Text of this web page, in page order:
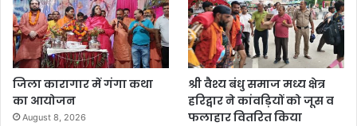
जिला कारागार में गंगा कथा
का आयोजन
August 8, 2026
श्री वैश्य बंधु समाज मध्य क्षेत्र
हरिद्वार ने कांवड़ियों को जूस व
फलाहार वितरित किया